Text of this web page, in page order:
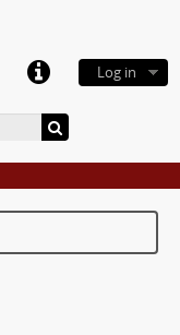
Log in